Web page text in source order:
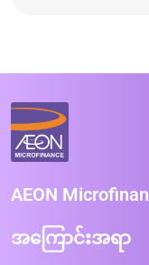
AEON
အကြောင်းအရာ